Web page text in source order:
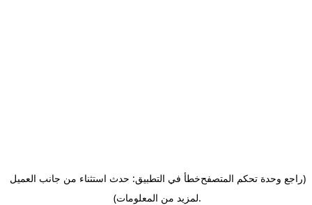
خطأ في التطبيق: حدث استثناء من جانب العميل(راجع وحدة تحكم المتصفح
لمزيد من المعلومات).